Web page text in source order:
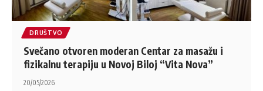
DRUŠTVO
Svečano otvoren moderan Centar za masažu i
fizikalnu terapiju u Novoj Biloj “Vita Nova”
20/05/2026